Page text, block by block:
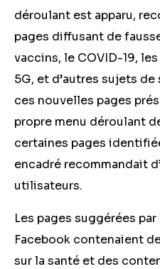
déroulant est apparu,
pages diffusant de
vaccins, le COVID-19,
5G, et d’autres sujets de
ces nouvelles pages
propre menu déroulant
certaines pages
encadré recommandait
utilisateurs.
Les pages suggérées
Facebook contenaient
sur la santé et des